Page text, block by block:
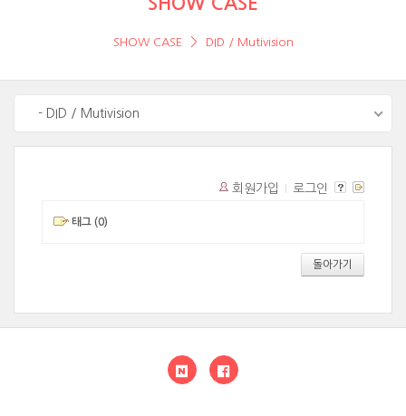
SHOW CASE DID / Mutivision
- DID / Mutivision
회원가입 로그인
태그 (0)
돌아가기